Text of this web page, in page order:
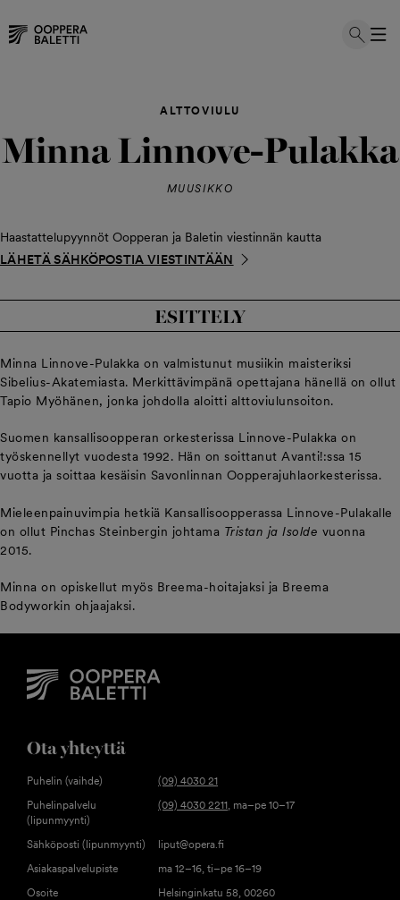
ALTTOVIULU
Minna Linnove-Pulakka
MUUSIKKO
Haastattelupyynnöt Oopperan ja Baletin viestinnän kautta
LÄHETÄ SÄHKÖPOSTIA VIESTINTÄÄN
ESITTELY
Minna Linnove-Pulakka on valmistunut musiikin maisteriksi
Sibelius-Akatemiasta. Merkittävimpänä opettajana hänellä on ollut
Tapio Myöhänen, jonka johdolla aloitti alttoviulunsoiton.
Suomen kansallisoopperan orkesterissa Linnove-Pulakka on
työskennellyt vuodesta 1992. Hän on soittanut Avanti!:ssa 15
vuotta ja soittaa kesäisin Savonlinnan Oopperajuhlaorkesterissa.
Mieleenpainuvimpia hetkiä Kansallisoopperassa Linnove-Pulakalle
on ollut Pinchas Steinbergin johtama Tristan ja Isolde vuonna
2015.
Minna on opiskellut myös Breema-hoitajaksi ja Breema
Bodyworkin ohjaajaksi.
Ota yhteyttä
Puhelin (vaihde)
(09) 4030 21
Puhelinpalvelu
(lipunmyynti)
(09) 4030 2211, ma–pe 10–17
Sähköposti (lipunmyynti)
liput@opera.fi
Asiakaspalvelupiste
ma 12–16, ti–pe 16–19
Osoite
Helsinginkatu 58, 00260